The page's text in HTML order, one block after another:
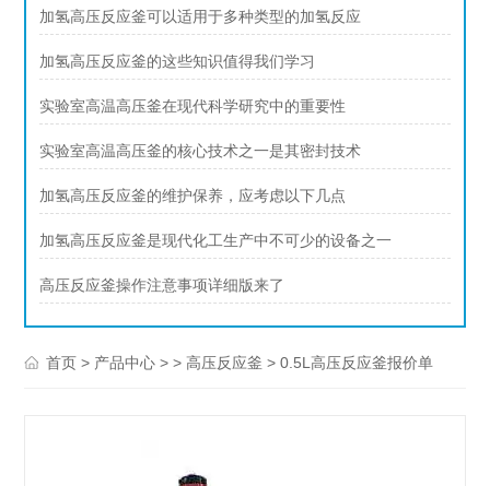
加氢高压反应釜可以适用于多种类型的加氢反应
加氢高压反应釜的这些知识值得我们学习
实验室高温高压釜在现代科学研究中的重要性
实验室高温高压釜的核心技术之一是其密封技术
加氢高压反应釜的维护保养，应考虑以下几点
加氢高压反应釜是现代化工生产中不可少的设备之一
高压反应釜操作注意事项详细版来了
首页 > 产品中心 > >高压反应釜 > 0.5L高压反应釜报价单